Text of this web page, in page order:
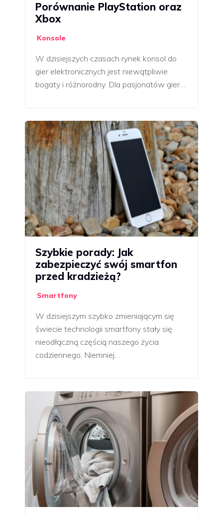
Porównanie PlayStation oraz
Xbox
Konsole
W dzisiejszych czasach rynek konsol do
gier elektronicznych jest niewątpliwie
bogaty i różnorodny. Dla pasjonatów gier…
Szybkie porady: Jak
zabezpieczyć swój smartfon
przed kradzieżą?
Smartfony
W dzisiejszym szybko zmieniającym się
świecie technologii smartfony stały się
nieodłączną częścią naszego życia
codziennego. Niemniej…